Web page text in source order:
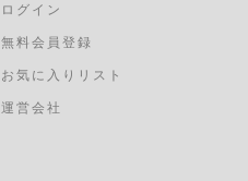
ログイン
無料会員登録
お気に入りリスト
運営会社